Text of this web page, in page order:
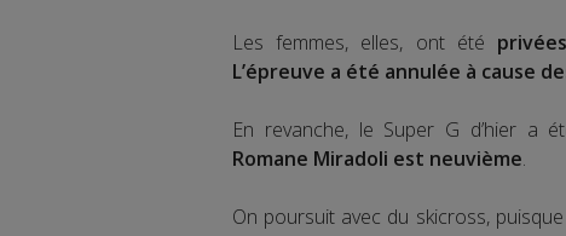
Les femmes, elles, ont été
L’épreuve a été annulée à cause
En revanche, le Super G d’hier a
Romane Miradoli est neuvième.
On poursuit avec du skicross, puisque